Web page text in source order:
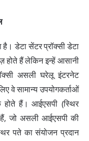
है। डेटा सेंटर प्रॉक्सी डेटा
होते हैं लेकिन इन्हें आसानी
असली घरेलू इंटरनेट
वे सामान्य उपयोगकर्ताओं
हैं। आईएसपी (स्थिर
जो असली आईएसपी की
पते का संयोजन प्रदान